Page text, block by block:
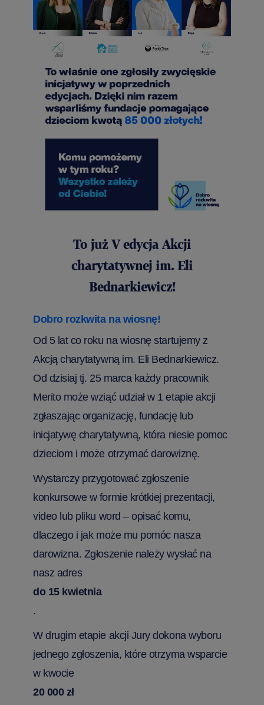
To już V edycja Akcji
charytatywnej im. Eli
Bednarkiewicz!
Dobro rozkwita na wiosnę!
Od 5 lat co roku na wiosnę startujemy z
Akcją charytatywną im. Eli Bednarkiewicz.
Od dzisiaj tj. 25 marca każdy pracownik
Merito może wziąć udział w 1 etapie akcji
zgłaszając organizację, fundację lub
inicjatywę charytatywną, która niesie pomoc
dzieciom i może otrzymać darowiznę.
Wystarczy przygotować zgłoszenie
konkursowe w formie krótkiej prezentacji,
video lub pliku word – opisać komu,
dlaczego i jak może mu pomóc nasza
darowizna. Zgłoszenie należy wysłać na
nasz adres
do 15 kwietnia
.
W drugim etapie akcji Jury dokona wyboru
jednego zgłoszenia, które otrzyma wsparcie
w kwocie
20 000 zł